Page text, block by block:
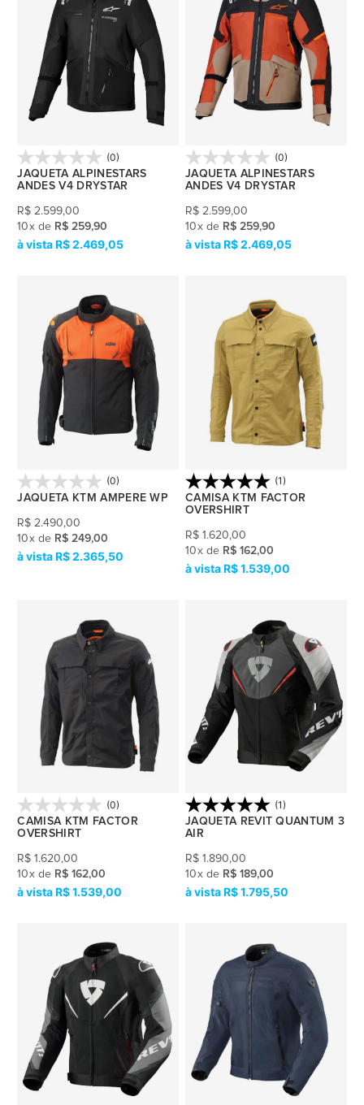
(0)
JAQUETA ALPINESTARS
ANDES V4 DRYSTAR
R$ 2.599,00
10x de R$ 259,90
R$ 2.469,05
(0)
JAQUETA ALPINESTARS
ANDES V4 DRYSTAR
R$ 2.599,00
10x de R$ 259,90
R$ 2.469,05
(0)
JAQUETA KTM AMPERE WP
R$ 2.490,00
10x de R$ 249,00
R$ 2.365,50
(1)
CAMISA KTM FACTOR
OVERSHIRT
R$ 1.620,00
10x de R$ 162,00
R$ 1.539,00
(0)
CAMISA KTM FACTOR
OVERSHIRT
R$ 1.620,00
10x de R$ 162,00
R$ 1.539,00
(1)
JAQUETA REVIT QUANTUM 3
AIR
R$ 1.890,00
10x de R$ 189,00
R$ 1.795,50